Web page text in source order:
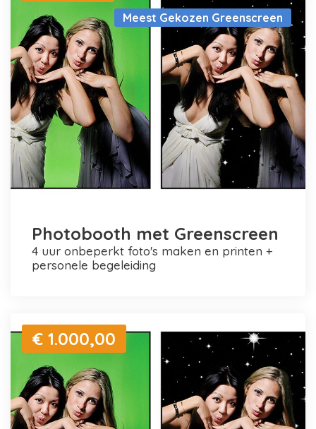
Meest Gekozen Greenscreen
Photobooth met Greenscreen
4 uur onbeperkt foto's maken en printen +
personele begeleiding
€ 1.000,00